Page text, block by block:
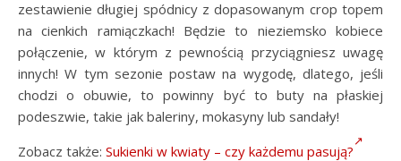
zestawienie długiej spódnicy z dopasowanym crop topem
na cienkich ramiączkach! Będzie to nieziemsko kobiece
połączenie, w którym z pewnością przyciągniesz uwagę
innych! W tym sezonie postaw na wygodę, dlatego, jeśli
chodzi o obuwie, to powinny być to buty na płaskiej
podeszwie, takie jak baleriny, mokasyny lub sandały!
Zobacz także: Sukienki w kwiaty – czy każdemu pasują?